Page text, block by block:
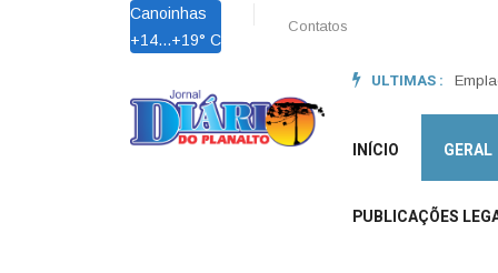
Canoinhas
+14...+19° C
Contatos
ULTIMAS : Lei
INÍCIO GERAL
PUBLICAÇÕES